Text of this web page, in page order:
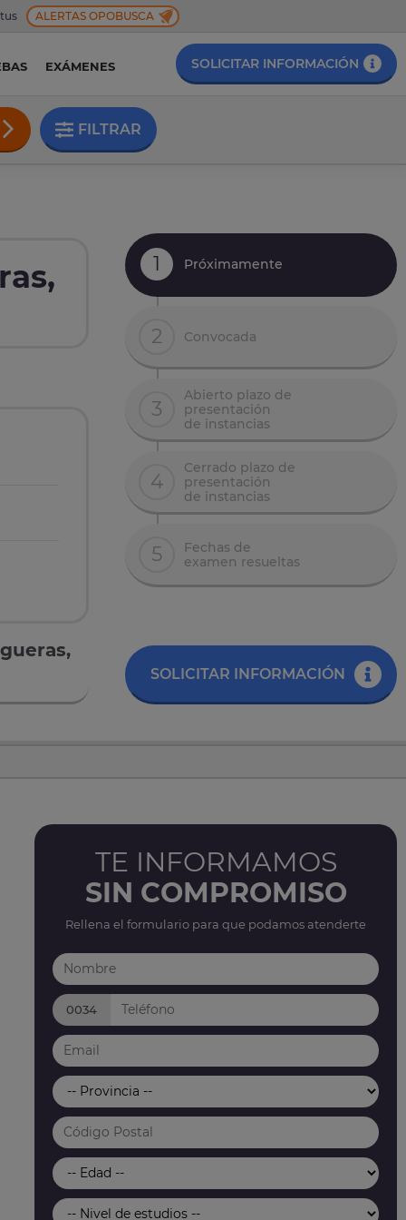
ALERTAS OPOBUSCA
EXÁMENES SOLICITAR INFORMACIÓN
FILTRAR
1 Próximamente
2 Convocada
3
Abierto plazo de
presentación
de instancias
4
Cerrado plazo de
presentación
de instancias
5
Fechas de
examen resueltas
SOLICITAR INFORMACIÓN
TE INFORMAMOS
SIN COMPROMISO
Rellena el formulario para que podamos atenderte
0034